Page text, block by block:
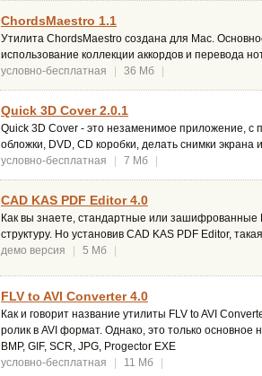
ChordsMaestro 1.1
Утилита ChordsMaestro создана для Mac.
использование коллекции аккордов и перевода
условно-бесплатная
36 Мб
Quick 3D Cover 2.0.1
Quick 3D Cover - это незаменимое приложение, с
обложки, DVD, CD коробки, делать снимки экрана
условно-бесплатная
7 Мб
CAD KAS PDF Editor 4.0
Как вы знаете, стандартные или
структуру. Но установив CAD KAS PDF Editor,
демо версия
5 Мб
FLV to AVI Converter 4.0
Как и говорит название утилиты FLV to AVI
ролик в AVI формат. Однако, это только
BMP, GIF, SCR, JPG, Progector EXE
условно-бесплатная
11 Мб